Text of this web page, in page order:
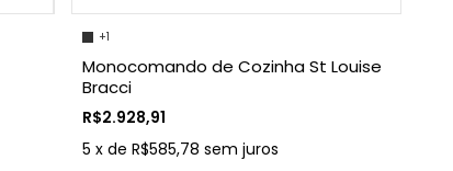
+1
Monocomando de Cozinha St Louise
Bracci
R$2.928,91
5 x de R$585,78 sem juros